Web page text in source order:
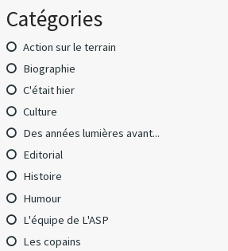
Catégories
Action sur le terrain
Biographie
C'était hier
Culture
Des années lumières avant...
Editorial
Histoire
Humour
L'équipe de L'ASP
Les copains